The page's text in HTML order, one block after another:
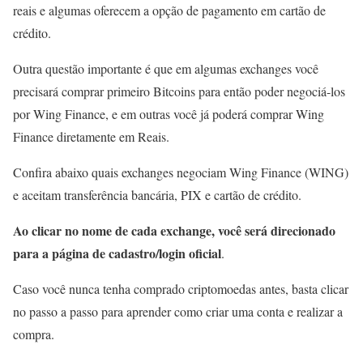
reais e algumas oferecem a opção de pagamento em cartão de
crédito.
Outra questão importante é que em algumas exchanges você
precisará comprar primeiro Bitcoins para então poder negociá-los
por Wing Finance, e em outras você já poderá comprar Wing
Finance diretamente em Reais.
Confira abaixo quais exchanges negociam Wing Finance (WING)
e aceitam transferência bancária, PIX e cartão de crédito.
Ao clicar no nome de cada exchange, você será direcionado
para a página de cadastro/login oficial.
Caso você nunca tenha comprado criptomoedas antes, basta clicar
no passo a passo para aprender como criar uma conta e realizar a
compra.